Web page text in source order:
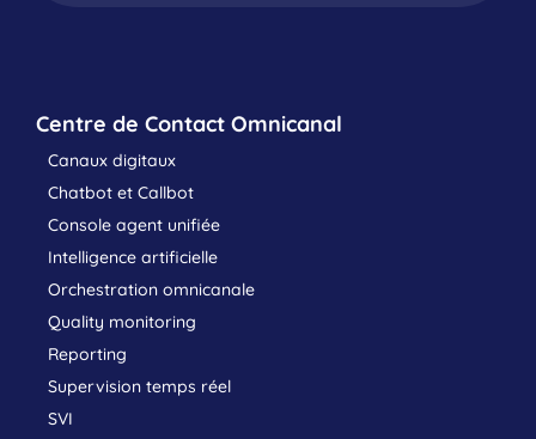
Centre de Contact Omnicanal
Canaux digitaux
Chatbot et Callbot
Console agent unifiée
Intelligence artificielle
Orchestration omnicanale
Quality monitoring
Reporting
Supervision temps réel
SVI